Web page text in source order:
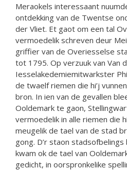
Meraokels interessaant
ontdekking van de Twentse
der Vliet. Et gaot om een tal
vermoedelik schreven deur
griffier van de Overiesselse
tot 1795. Op verzuuk van Van
Iesselakedemiemitwarkster
de twaelf riemen die hi’j
bron. In ien van de gevallen
Ooldemark te gaon,
vermoedelik in alle riemen die
meugelik de tael van de stad
gong. D’r staon stadsofbelings
kwam ok de tael van
gedicht, in oorspronkelike